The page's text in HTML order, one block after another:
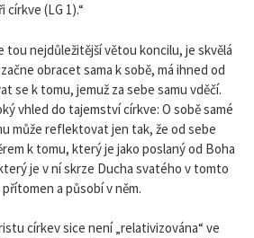
(LG 1).“
tou nejdůležitější větou koncilu, je skvělá
obracet sama k sobě, má ihned od
se k tomu, jemuž za sebe samu vděčí.
vhled do tajemství církve: O sobě samé
může reflektovat jen tak, že od sebe
k tomu, který je jako poslaný od Boha
je v ní skrze Ducha svatého v tomto
a působí v něm.
církev sice není „relativizována“ ve